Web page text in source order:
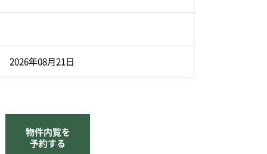
2026年08月21日
物件内覧を
予約する